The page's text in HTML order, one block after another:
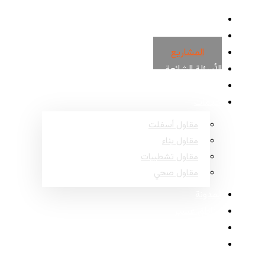
حول
المشاريع
الأسئلة الشائعة
مقاول أسفلت
مقاول بناء
مقاول تشطيبات
مقاول صحي